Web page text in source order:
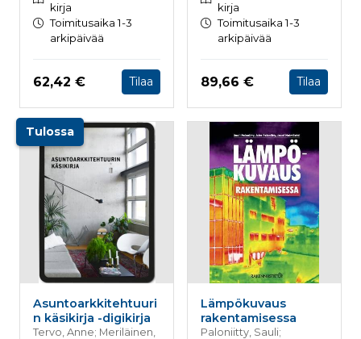
kirja
Toimitusaika 1-3
arkipäivää
Hinta nyt
62,42 € Tilaa
kirja
Toimitusaika 1-3
arkipäivää
Hinta nyt
89,66 € Tilaa
Tulossa
Asuntoarkkitehtuuri
n käsikirja -digikirja
Tervo, Anne; Meriläinen,
Lämpökuvaus
rakentamisessa
Paloniitty, Sauli;